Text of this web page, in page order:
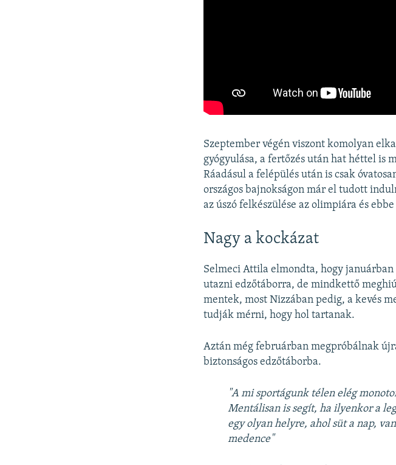
Szeptember végén viszont komolyan
gyógyulása, a fertőzés után hat héttel is
Ráadásul a felépülés után is csak
országos bajnokságon már el tudott
az úszó felkészülése az olimpiára és
Nagy a kockázat
Selmeci Attila elmondta, hogy
utazni edzőtáborra, de mindkettő
mentek, most Nizzában pedig, a kevés
tudják mérni, hogy hol tartanak.
Aztán még februárban megpróbálnak
biztonságos edzőtáborba.
"A mi sportágunk télen elég
Mentálisan is segít, ha ilyenkor a
egy olyan helyre, ahol süt a nap,
medence"